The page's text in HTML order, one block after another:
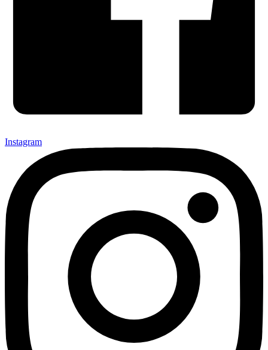
Instagram